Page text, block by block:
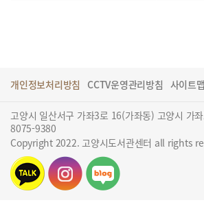
개인정보처리방침 CCTV운영관리방침 사이트맵
고양시 일산서구 가좌3로 16(가좌동) 고양시 가
8075-9380
Copyright 2022. 고양시도서관센터 all rights